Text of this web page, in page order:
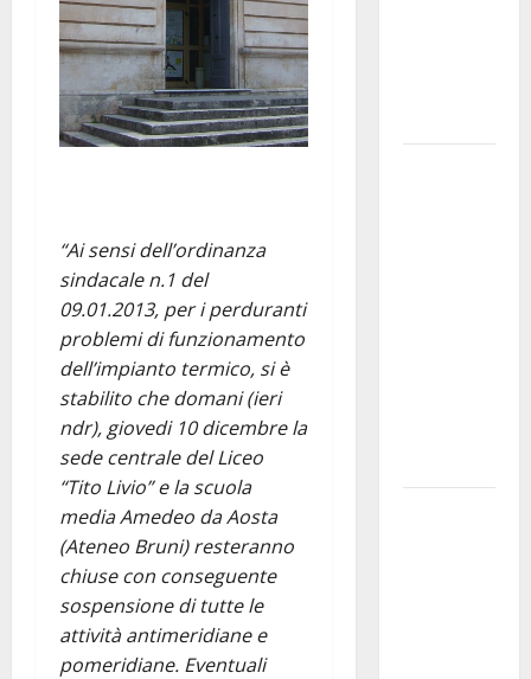
“Ai sensi dell’ordinanza
sindacale n.1 del
09.01.2013, per i perduranti
problemi di funzionamento
dell’impianto termico, si è
stabilito che domani (ieri
ndr), giovedi 10 dicembre la
sede centrale del Liceo
“Tito Livio” e la scuola
media Amedeo da Aosta
(Ateneo Bruni) resteranno
chiuse con conseguente
sospensione di tutte le
attività antimeridiane e
pomeridiane. Eventuali